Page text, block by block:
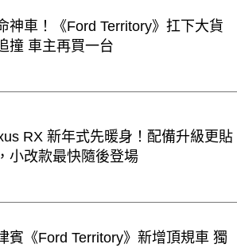
神車！《Ford Territory》扛下大貨
撞 車主再買一台
RX 新年式先暖身！配備升級更貼
小改款最快隨後登場
賓《Ford Territory》新增頂規車 獨